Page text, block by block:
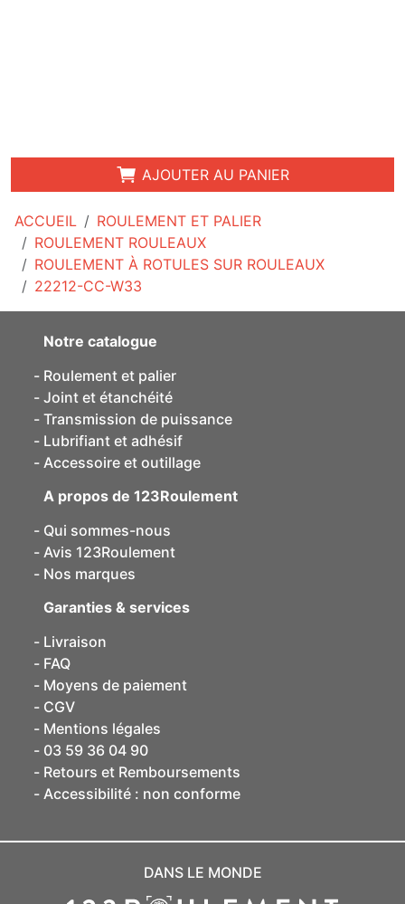
ACCUEIL
ROULEMENT ET PALIER
ROULEMENT ROULEAUX
ROULEMENT À ROTULES SUR ROULEAUX
22212-CC-W33
AJOUTER AU PANIER
Notre catalogue
Roulement et palier
Joint et étanchéité
Transmission de puissance
Lubrifiant et adhésif
Accessoire et outillage
A propos de 123Roulement
Qui sommes-nous
Avis 123Roulement
Nos marques
Garanties & services
Livraison
FAQ
Moyens de paiement
CGV
Mentions légales
03 59 36 04 90
Retours et Remboursements
Accessibilité : non conforme
DANS LE MONDE